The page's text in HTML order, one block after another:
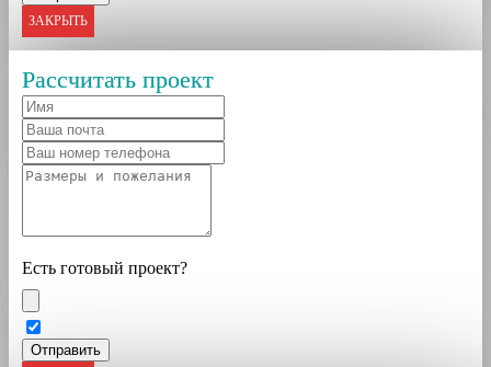
ЗАКРЫТЬ
Рассчитать проект
Есть готовый проект?